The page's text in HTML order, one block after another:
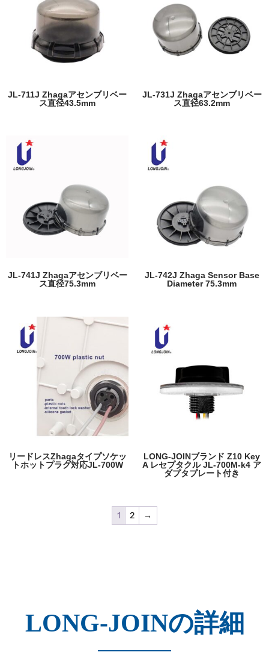
JL-711J Zhagaアセンブリベー
ス直径43.5mm
JL-731J Zhagaアセンブリベー
ス直径63.2mm
JL-741J Zhagaアセンブリベー
ス直径75.3mm
JL-742J Zhaga Sensor Base
Diameter 75.3mm
リードレスZhagaタイプソケッ
トホットプラグ対応JL-700W
LONG-JOINブランド Z10 Key
A レセプタクル JL-700M-k4 ア
ダプタプレート付き
1 2 →
LONG-JOINの詳細